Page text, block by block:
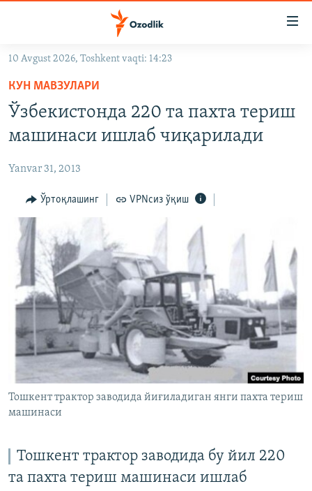
Асосий
навигацияга
ўтинг
Қидиришга
OZODVIDEO
На русском
ИЖТИМОИЙ ТАРМОҚЛАР
Озодлик бошқа тилларда
10 Avgust 2026, Toshkent vaqti: 14:23
КУН МАВЗУЛАРИ
Ўзбекистонда 220 та пахта териш
машинаси ишлаб чиқарилади
Yanvar 31, 2013
Ўртоқлашинг VPNсиз ўқиш
Тошкент трактор заводида йиғиладиган янги пахта териш
машинаси
Тошкент трактор заводида бу йил 220
та пахта териш машинаси ишлаб